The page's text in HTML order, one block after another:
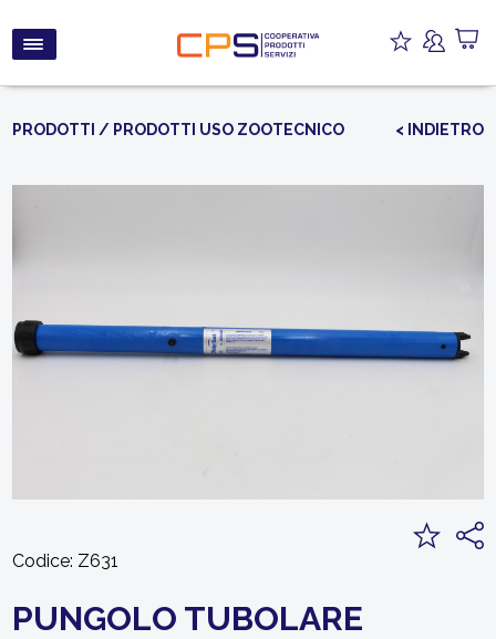
PRODOTTI / PRODOTTI USO ZOOTECNICO < INDIETRO
Codice: Z631
PUNGOLO TUBOLARE